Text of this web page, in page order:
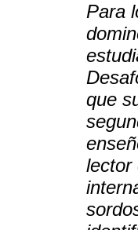
Para
que
lector